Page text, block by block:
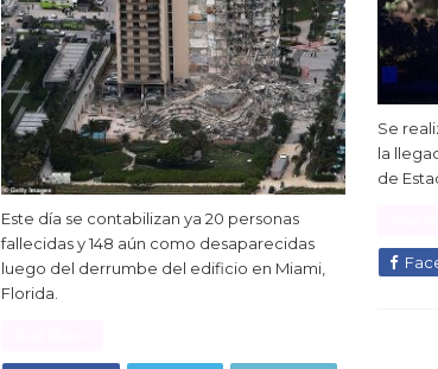
Se
la
de
Este día se contabilizan ya 20 personas
fallecidas y 148 aún como desaparecidas
luego del derrumbe del edificio en Miami,
Florida.